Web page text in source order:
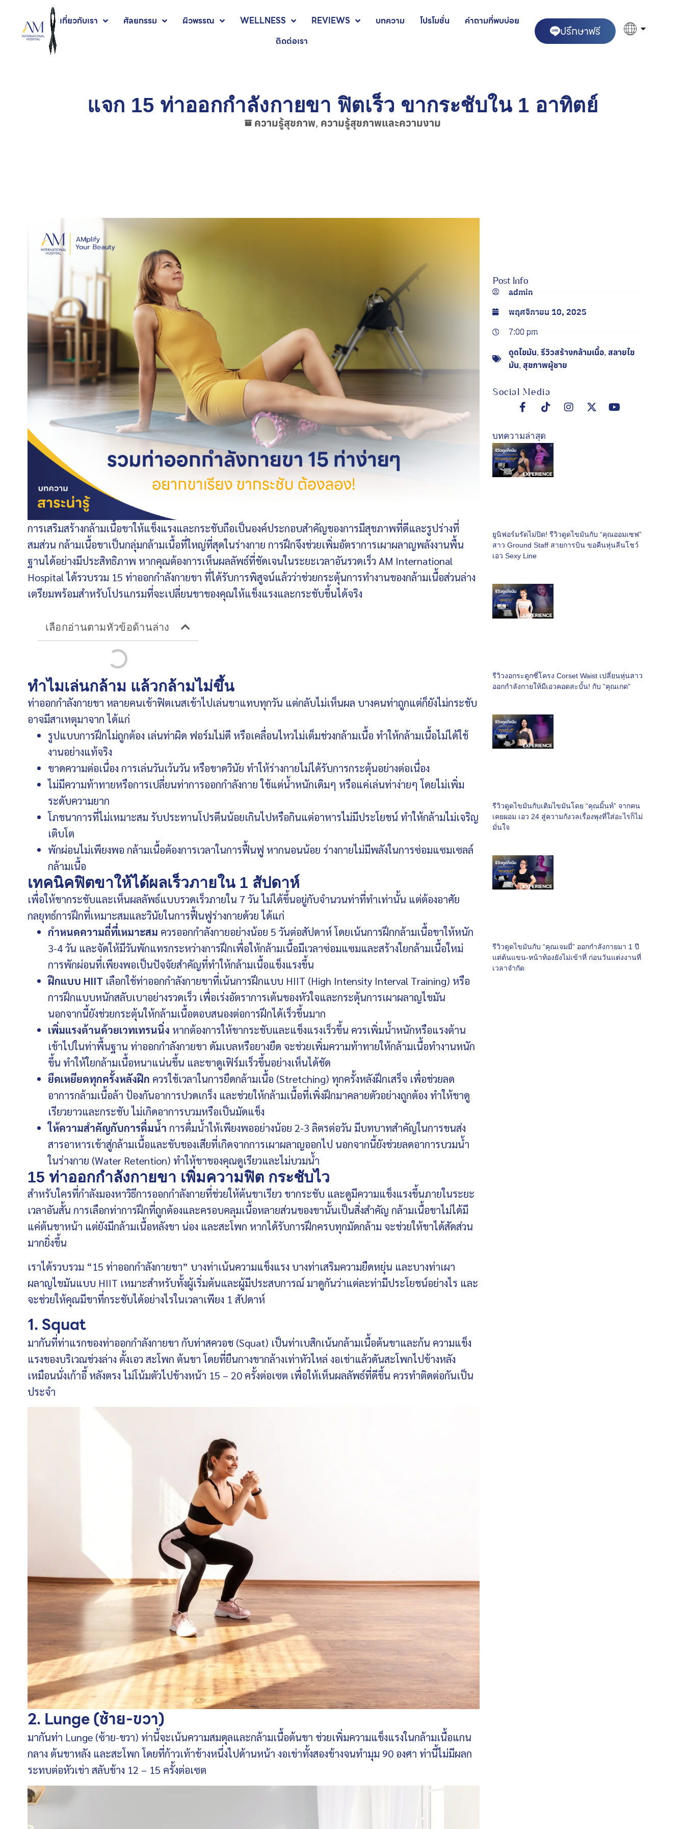
เกี่ยวกับเรา ศัลยกรรม ผิวพรรณ WELLNESS REVIEWS บทความ โปรโมชั่น
คำถามที่พบบ่อย
ติดต่อเรา
ปรึกษาฟรี
แจก 15 ท่าออกกำลังกายขา ฟิตเร็ว ขากระชับใน 1 อาทิตย์
ความรู้สุขภาพ, ความรู้สุขภาพและความงาม
การเสริมสร้างกล้ามเนื้อขาให้แข็งแรงและกระชับถือเป็นองค์ประกอบสำคัญของการมีสุขภาพที่ดีและรูปร่างที่
สมส่วน กล้ามเนื้อขาเป็นกลุ่มกล้ามเนื้อที่ใหญ่ที่สุดในร่างกาย การฝึกจึงช่วยเพิ่มอัตราการเผาผลาญพลังงานพื้น
ฐานได้อย่างมีประสิทธิภาพ หากคุณต้องการเห็นผลลัพธ์ที่ชัดเจนในระยะเวลาอันรวดเร็ว AM International
Hospital ได้รวบรวม 15 ท่าออกกำลังกายขา ที่ได้รับการพิสูจน์แล้วว่าช่วยกระตุ้นการทำงานของกล้ามเนื้อส่วนล่าง
เตรียมพร้อมสำหรับโปรแกรมที่จะเปลี่ยนขาของคุณให้แข็งแรงและกระชับขึ้นได้จริง
เลือกอ่านตามหัวข้อด้านล่าง
ทำไมเล่นกล้าม แล้วกล้ามไม่ขึ้น
ท่าออกกำลังกายขา หลายคนเข้าฟิตเนสเข้าไปเล่นขาแทบทุกวัน แต่กลับไม่เห็นผล บางคนท่าถูกแต่ก็ยังไม่กระชับ
อาจมีสาเหตุมาจาก ได้แก่
รูปแบบการฝึกไม่ถูกต้อง เล่นท่าผิด ฟอร์มไม่ดี หรือเคลื่อนไหวไม่เต็มช่วงกล้ามเนื้อ ทำให้กล้ามเนื้อไม่ได้ใช้
งานอย่างแท้จริง
ขาดความต่อเนื่อง การเล่นวันเว้นวัน หรือขาดวินัย ทำให้ร่างกายไม่ได้รับการกระตุ้นอย่างต่อเนื่อง
ไม่มีความท้าทายหรือการเปลี่ยนท่าการออกกำลังกาย ใช้แต่น้ำหนักเดิมๆ หรือแค่เล่นท่าง่ายๆ โดยไม่เพิ่ม
ระดับความยาก
โภชนาการที่ไม่เหมาะสม รับประทานโปรตีนน้อยเกินไปหรือกินแต่อาหารไม่มีประโยชน์ ทำให้กล้ามไม่เจริญ
เติบโต
พักผ่อนไม่เพียงพอ กล้ามเนื้อต้องการเวลาในการฟื้นฟู หากนอนน้อย ร่างกายไม่มีพลังในการซ่อมแซมเซลล์
กล้ามเนื้อ
เทคนิคฟิตขาให้ได้ผลเร็วภายใน 1 สัปดาห์
เพื่อให้ขากระชับและเห็นผลลัพธ์แบบรวดเร็วภายใน 7 วัน ไม่ได้ขึ้นอยู่กับจำนวนท่าที่ทำเท่านั้น แต่ต้องอาศัย
กลยุทธ์การฝึกที่เหมาะสมและวินัยในการฟื้นฟูร่างกายด้วย ได้แก่
กำหนดความถี่ที่เหมาะสม ควรออกกำลังกายอย่างน้อย 5 วันต่อสัปดาห์ โดยเน้นการฝึกกล้ามเนื้อขาให้หนัก
3-4 วัน และจัดให้มีวันพักแทรกระหว่างการฝึกเพื่อให้กล้ามเนื้อมีเวลาซ่อมแซมและสร้างใยกล้ามเนื้อใหม่
การพักผ่อนที่เพียงพอเป็นปัจจัยสำคัญที่ทำให้กล้ามเนื้อแข็งแรงขึ้น
ฝึกแบบ HIIT เลือกใช้ท่าออกกำลังกายขาที่เน้นการฝึกแบบ HIIT (High Intensity Interval Training) หรือ
การฝึกแบบหนักสลับเบาอย่างรวดเร็ว เพื่อเร่งอัตราการเต้นของหัวใจและกระตุ้นการเผาผลาญไขมัน
นอกจากนี้ยังช่วยกระตุ้นให้กล้ามเนื้อตอบสนองต่อการฝึกได้เร็วขึ้นมาก
เพิ่มแรงต้านด้วยเวทเทรนนิ่ง หากต้องการให้ขากระชับและแข็งแรงเร็วขึ้น ควรเพิ่มน้ำหนักหรือแรงต้าน
เข้าไปในท่าพื้นฐาน ท่าออกกำลังกายขา ดัมเบลหรือยางยืด จะช่วยเพิ่มความท้าทายให้กล้ามเนื้อทำงานหนัก
ขึ้น ทำให้ใยกล้ามเนื้อหนาแน่นขึ้น และขาดูเฟิร์มเร็วขึ้นอย่างเห็นได้ชัด
ยืดเหยียดทุกครั้งหลังฝึก ควรใช้เวลาในการยืดกล้ามเนื้อ (Stretching) ทุกครั้งหลังฝึกเสร็จ เพื่อช่วยลด
อาการกล้ามเนื้อล้า ป้องกันอาการปวดเกร็ง และช่วยให้กล้ามเนื้อที่เพิ่งฝึกมาคลายตัวอย่างถูกต้อง ทำให้ขาดู
เรียวยาวและกระชับ ไม่เกิดอาการบวมหรือเป็นมัดแข็ง
ให้ความสำคัญกับการดื่มน้ำ การดื่มน้ำให้เพียงพออย่างน้อย 2-3 ลิตรต่อวัน มีบทบาทสำคัญในการขนส่ง
สารอาหารเข้าสู่กล้ามเนื้อและขับของเสียที่เกิดจากการเผาผลาญออกไป นอกจากนี้ยังช่วยลดอาการบวมน้ำ
ในร่างกาย (Water Retention) ทำให้ขาของคุณดูเรียวและไม่บวมน้ำ
15 ท่าออกกำลังกายขา เพิ่มความฟิต กระชับไว
สำหรับใครที่กำลังมองหาวิธีการออกกำลังกายที่ช่วยให้ต้นขาเรียว ขากระชับ และดูมีความแข็งแรงขึ้นภายในระยะ
เวลาอันสั้น การเลือกท่าการฝึกที่ถูกต้องและครอบคลุมเนื้อหลายส่วนของขานั้นเป็นสิ่งสำคัญ กล้ามเนื้อขาไม่ได้มี
แค่ต้นขาหน้า แต่ยังมีกล้ามเนื้อหลังขา น่อง และสะโพก หากได้รับการฝึกครบทุกมัดกล้าม จะช่วยให้ขาได้สัดส่วน
มากยิ่งขึ้น
เราได้รวบรวม “15 ท่าออกกำลังกายขา” บางท่าเน้นความแข็งแรง บางท่าเสริมความยืดหยุ่น และบางท่าเผา
ผลาญไขมันแบบ HIIT เหมาะสำหรับทั้งผู้เริ่มต้นและผู้มีประสบการณ์ มาดูกันว่าแต่ละท่ามีประโยชน์อย่างไร และ
จะช่วยให้คุณมีขาที่กระชับได้อย่างไรในเวลาเพียง 1 สัปดาห์
1. Squat
มากันที่ท่าแรกของท่าออกกำลังกายขา กับท่าสควอช (Squat) เป็นท่าเบสิกเน้นกล้ามเนื้อต้นขาและก้น ความแข็ง
แรงของบริเวณช่วงล่าง ตั้งเอว สะโพก ต้นขา โดยที่ยืนกางขากล้างเท่าหัวไหล่ งอเข่าแล้วดันสะโพกไปข้างหลัง
เหมือนนั่งเก้าอี้ หลังตรง ไม่โน้มตัวไปข้างหน้า 15 – 20 ครั้งต่อเซต เพื่อให้เห็นผลลัพธ์ที่ดีขึ้น ควรทำติดต่อกันเป็น
ประจำ
2. Lunge (ซ้าย-ขวา)
มากันท่า Lunge (ซ้าย-ขวา) ท่านี้จะเน้นความสมดุลและกล้ามเนื้อต้นขา ช่วยเพิ่มความแข็งแรงในกล้ามเนื้อแกน
กลาง ต้นขาหลัง และสะโพก โดยที่ก้าวเท้าข้างหนึ่งไปด้านหน้า งอเข่าทั้งสองข้างจนทำมุม 90 องศา ท่านี้ไม่มีผลก
ระทบต่อหัวเข่า สลับข้าง 12 – 15 ครั้งต่อเซต
Post Info
admin
พฤศจิกายน 10, 2025
7:00 pm
ดูดไขมัน,รีวิวสร้างกล้ามเนื้อ,สลายไข
มัน,สุขภาพผู้ชาย
Social Media
บทความล่าสุด
ยูนิฟอร์มรัดไม่ปิด! รีวิวดูดไขมันกับ “คุณออมเซฟ”
สาว Ground Staff สายการบิน ขอคืนหุ่นลีนโชว์
เอว Sexy Line
รีวิวงอกระดูกซี่โครง Corset Waist เปลี่ยนหุ่นสาว
ออกกำลังกายให้มีเอวคอดสะบั้น! กับ “คุณเกด”
รีวิวดูดไขมันกับเติมไขมันโดย “คุณมิ้นท์” จากคน
เคยผอม เอว 24 สู่ความกังวลเรื่องพุงที่ใส่อะไรก็ไม่
มั่นใจ
รีวิวดูดไขมันกับ “คุณเจมมี่” ออกกำลังกายมา 1 ปี
แต่ต้นแขน-หน้าท้องยังไม่เข้าที่ ก่อนวันแต่งงานที่
เวลาจำกัด